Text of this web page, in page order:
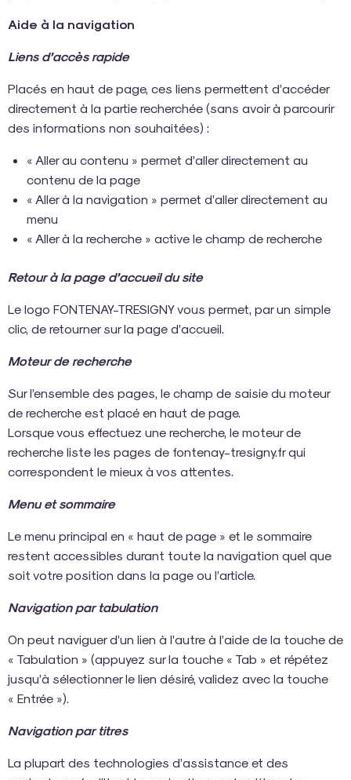
Aide à la navigation
Liens d’accès rapide
Placés en haut de page, ces liens permettent d’accéder
directement à la partie recherchée (sans avoir à parcourir
des informations non souhaitées) :
« Aller au contenu » permet d’aller directement au
contenu de la page
« Aller à la navigation » permet d’aller directement au
menu
« Aller à la recherche » active le champ de recherche
Retour à la page d’accueil du site
Le logo FONTENAY-TRESIGNY vous permet, par un simple
clic, de retourner sur la page d’accueil.
Moteur de recherche
Sur l’ensemble des pages, le champ de saisie du moteur
de recherche est placé en haut de page.
Lorsque vous effectuez une recherche, le moteur de
recherche liste les pages de fontenay-tresigny.fr qui
correspondent le mieux à vos attentes.
Menu et sommaire
Le menu principal en « haut de page » et le sommaire
restent accessibles durant toute la navigation quel que
soit votre position dans la page ou l’article.
Navigation par tabulation
On peut naviguer d’un lien à l’autre à l’aide de la touche de
« Tabulation » (appuyez sur la touche « Tab » et répétez
jusqu’à sélectionner le lien désiré, validez avec la touche
« Entrée »).
Navigation par titres
La plupart des technologies d’assistance et des